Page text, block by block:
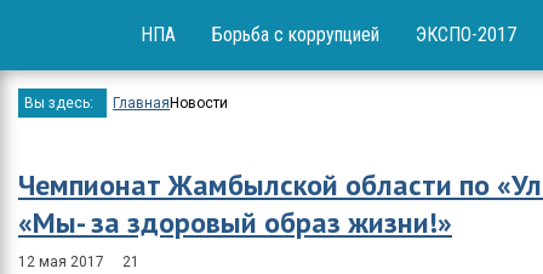
Проекты
Мероприятия
Бюджет
График приема
Спортивные школы
Спортивные клубы
объектах
Жамбылской области
НПА Борьба с коррупцией ЭКСПО-2017
Вы здесь: Главная Новости
Чемпионат Жамбылской области по
«Мы- за здоровый образ жизни!»
12 мая 2017 21